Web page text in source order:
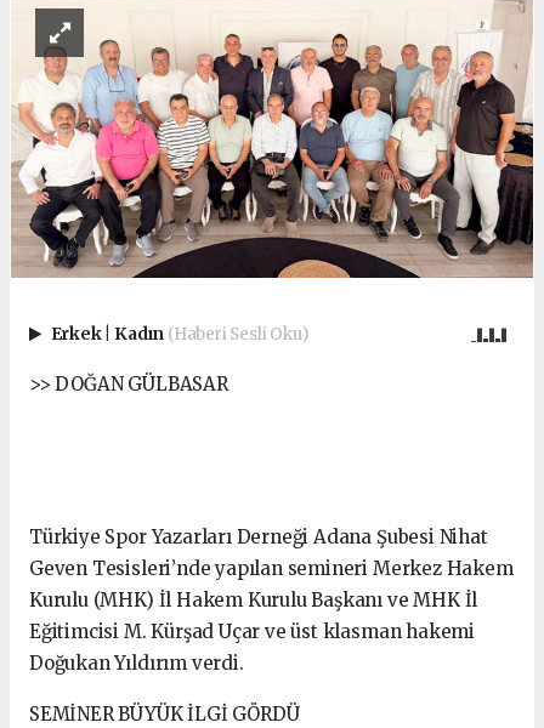
Erkek Kadın (Haberi Sesli Oku)
>> DOĞAN GÜLBASAR
Türkiye Spor Yazarları Derneği Adana Şubesi Nihat
Geven Tesisleri’nde yapılan semineri Merkez Hakem
Kurulu (MHK) İl Hakem Kurulu Başkanı ve MHK İl
Eğitimcisi M. Kürşad Uçar ve üst klasman hakemi
Doğukan Yıldırım verdi.
SEMİNER BÜYÜK İLGİ GÖRDÜ